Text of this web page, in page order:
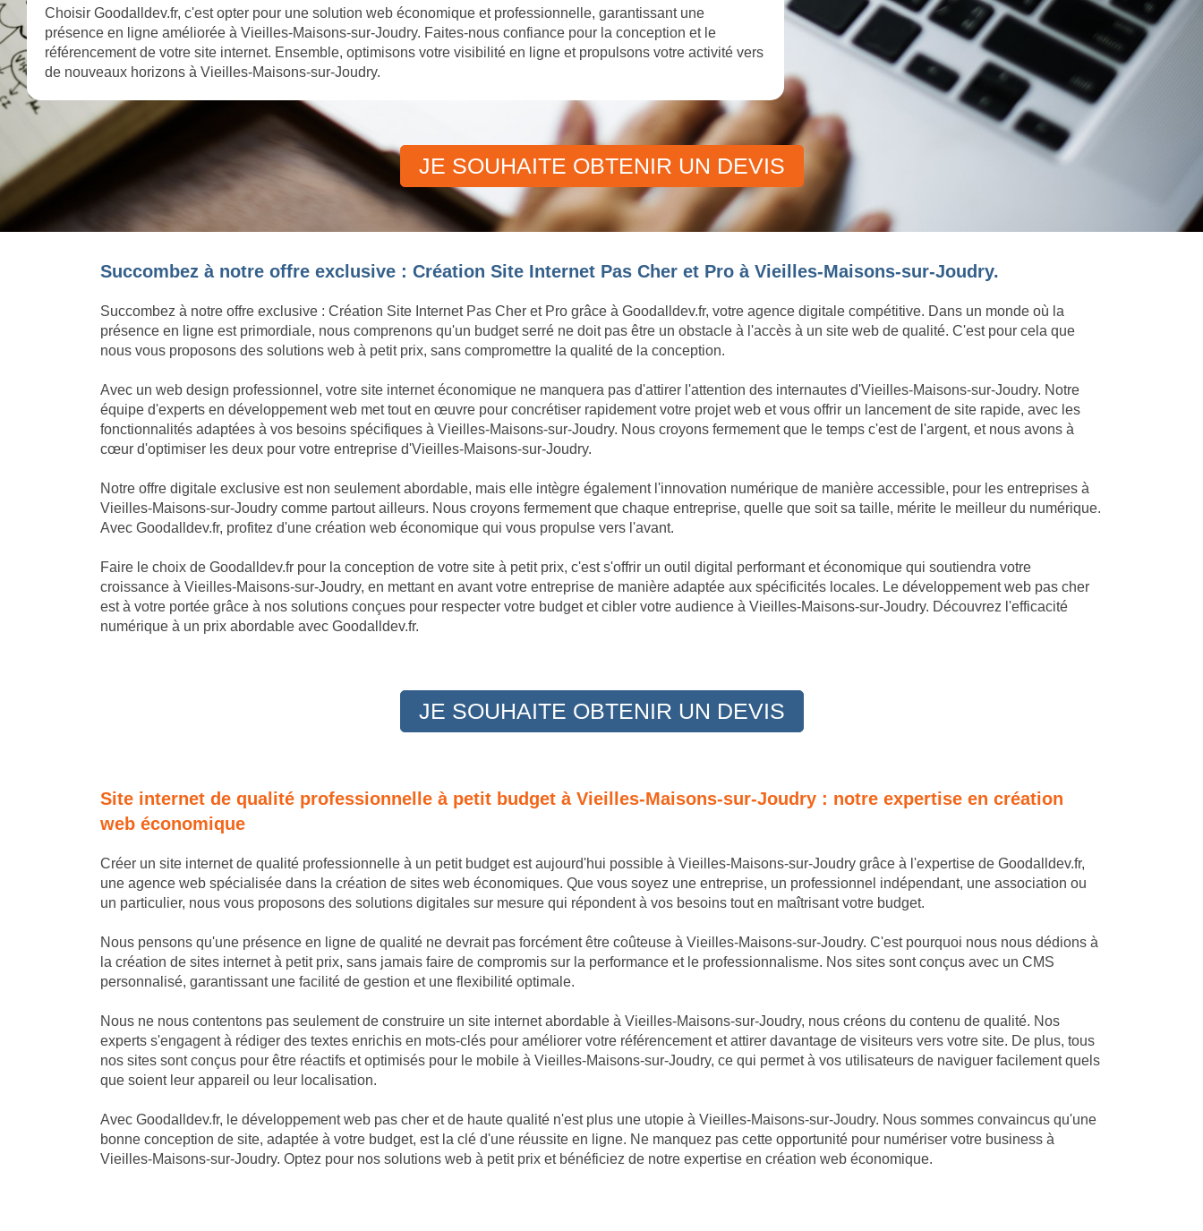
Choisir Goodalldev.fr, c'est opter pour une solution web économique et professionnelle, garantissant une
présence en ligne améliorée à Vieilles-Maisons-sur-Joudry. Faites-nous confiance pour la conception et le
référencement de votre site internet. Ensemble, optimisons votre visibilité en ligne et propulsons votre activité vers
de nouveaux horizons à Vieilles-Maisons-sur-Joudry.
JE SOUHAITE OBTENIR UN DEVIS
Succombez à notre offre exclusive : Création Site Internet Pas Cher et Pro à Vieilles-Maisons-sur-Joudry.
Succombez à notre offre exclusive : Création Site Internet Pas Cher et Pro grâce à Goodalldev.fr, votre agence digitale compétitive. Dans un monde où la
présence en ligne est primordiale, nous comprenons qu'un budget serré ne doit pas être un obstacle à l'accès à un site web de qualité. C'est pour cela que
nous vous proposons des solutions web à petit prix, sans compromettre la qualité de la conception.
Avec un web design professionnel, votre site internet économique ne manquera pas d'attirer l'attention des internautes d'Vieilles-Maisons-sur-Joudry. Notre
équipe d'experts en développement web met tout en œuvre pour concrétiser rapidement votre projet web et vous offrir un lancement de site rapide, avec les
fonctionnalités adaptées à vos besoins spécifiques à Vieilles-Maisons-sur-Joudry. Nous croyons fermement que le temps c'est de l'argent, et nous avons à
cœur d'optimiser les deux pour votre entreprise d'Vieilles-Maisons-sur-Joudry.
Notre offre digitale exclusive est non seulement abordable, mais elle intègre également l'innovation numérique de manière accessible, pour les entreprises à
Vieilles-Maisons-sur-Joudry comme partout ailleurs. Nous croyons fermement que chaque entreprise, quelle que soit sa taille, mérite le meilleur du numérique.
Avec Goodalldev.fr, profitez d'une création web économique qui vous propulse vers l'avant.
Faire le choix de Goodalldev.fr pour la conception de votre site à petit prix, c'est s'offrir un outil digital performant et économique qui soutiendra votre
croissance à Vieilles-Maisons-sur-Joudry, en mettant en avant votre entreprise de manière adaptée aux spécificités locales. Le développement web pas cher
est à votre portée grâce à nos solutions conçues pour respecter votre budget et cibler votre audience à Vieilles-Maisons-sur-Joudry. Découvrez l'efficacité
numérique à un prix abordable avec Goodalldev.fr.
JE SOUHAITE OBTENIR UN DEVIS
Site internet de qualité professionnelle à petit budget à Vieilles-Maisons-sur-Joudry : notre expertise en création
web économique
Créer un site internet de qualité professionnelle à un petit budget est aujourd'hui possible à Vieilles-Maisons-sur-Joudry grâce à l'expertise de Goodalldev.fr,
une agence web spécialisée dans la création de sites web économiques. Que vous soyez une entreprise, un professionnel indépendant, une association ou
un particulier, nous vous proposons des solutions digitales sur mesure qui répondent à vos besoins tout en maîtrisant votre budget.
Nous pensons qu'une présence en ligne de qualité ne devrait pas forcément être coûteuse à Vieilles-Maisons-sur-Joudry. C'est pourquoi nous nous dédions à
la création de sites internet à petit prix, sans jamais faire de compromis sur la performance et le professionnalisme. Nos sites sont conçus avec un CMS
personnalisé, garantissant une facilité de gestion et une flexibilité optimale.
Nous ne nous contentons pas seulement de construire un site internet abordable à Vieilles-Maisons-sur-Joudry, nous créons du contenu de qualité. Nos
experts s'engagent à rédiger des textes enrichis en mots-clés pour améliorer votre référencement et attirer davantage de visiteurs vers votre site. De plus, tous
nos sites sont conçus pour être réactifs et optimisés pour le mobile à Vieilles-Maisons-sur-Joudry, ce qui permet à vos utilisateurs de naviguer facilement quels
que soient leur appareil ou leur localisation.
Avec Goodalldev.fr, le développement web pas cher et de haute qualité n'est plus une utopie à Vieilles-Maisons-sur-Joudry. Nous sommes convaincus qu'une
bonne conception de site, adaptée à votre budget, est la clé d'une réussite en ligne. Ne manquez pas cette opportunité pour numériser votre business à
Vieilles-Maisons-sur-Joudry. Optez pour nos solutions web à petit prix et bénéficiez de notre expertise en création web économique.